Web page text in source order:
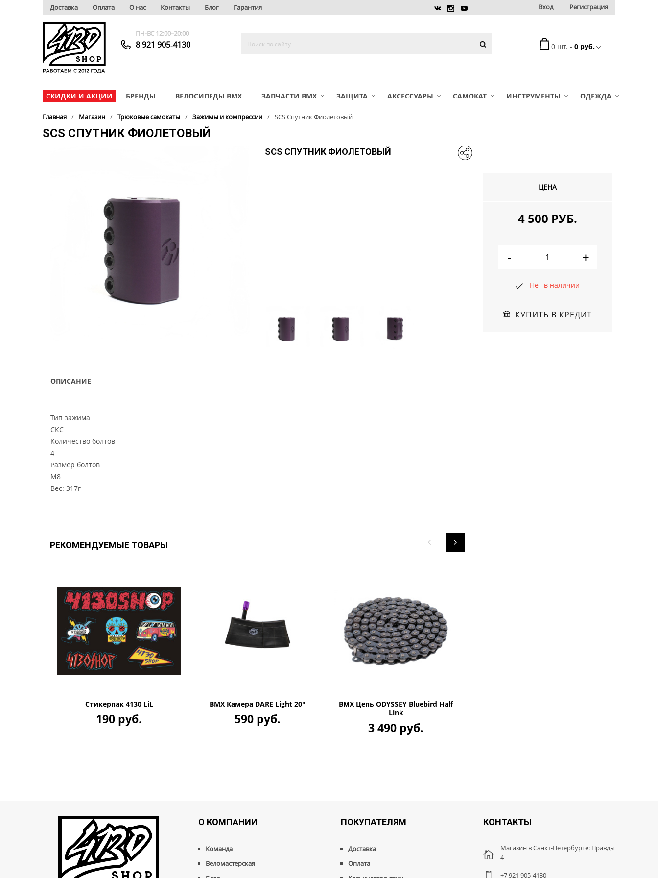
Доставка Оплата О нас Контакты Блог Гарантия Вход Регистрация
8 921 905‑4130
ПН-ВС 12:00–20:00
0 шт. - 0 руб.
СКИДКИ И АКЦИИ БРЕНДЫ ВЕЛОСИПЕДЫ BMX ЗАПЧАСТИ BMX ЗАЩИТА АКСЕССУАРЫ САМОКАТ ИНСТРУМЕНТЫ ОДЕЖДА
Главная Магазин Трюковые самокаты Зажимы и компрессии SCS Спутник Фиолетовый
SCS СПУТНИК ФИОЛЕТОВЫЙ
SCS СПУТНИК ФИОЛЕТОВЫЙ
ЦЕНА
4 500 РУБ.
- +
Нет в наличии
КУПИТЬ В КРЕДИТ
ОПИСАНИЕ
Тип зажима
СКС
Количество болтов
4
Размер болтов
М8
Вес: 317г
РЕКОМЕНДУЕМЫЕ ТОВАРЫ
Стикерпак 4130 LiL
190 руб.
BMX Камера DARE Light 20"
590 руб.
BMX Цепь ODYSSEY Bluebird Half
Link
3 490 руб.
О КОМПАНИИ
Команда
Веломастерская
ПОКУПАТЕЛЯМ
Доставка
Оплата
КОНТАКТЫ
Магазин в Санкт-Петербурге: Правды
4
+7 921 905-4130